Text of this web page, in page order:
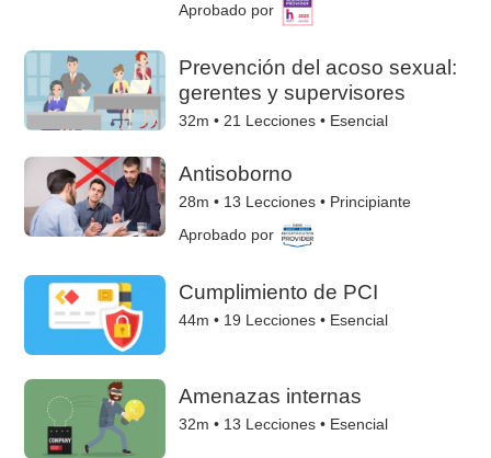
Aprobado por
Prevención del acoso sexual:
gerentes y supervisores
32m • 21 Lecciones • Esencial
Antisoborno
28m • 13 Lecciones • Principiante
Aprobado por
Cumplimiento de PCI
44m • 19 Lecciones • Esencial
Amenazas internas
32m • 13 Lecciones • Esencial